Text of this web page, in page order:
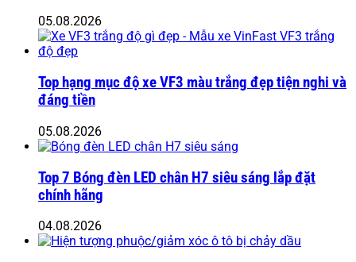
05.08.2026
Top hạng mục độ xe VF3 màu trắng đẹp tiện nghi và
đáng tiền
05.08.2026
Top 7 Bóng đèn LED chân H7 siêu sáng lắp đặt
chính hãng
04.08.2026